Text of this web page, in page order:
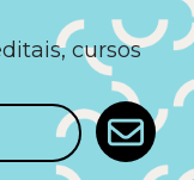
cursos